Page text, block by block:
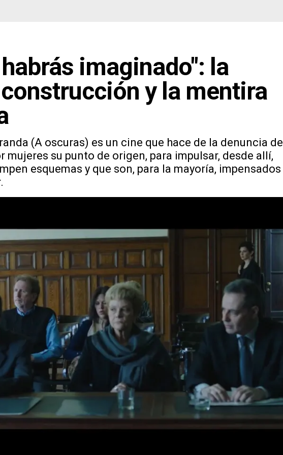
imaginado": la
y la mentira
(A oscuras) es un cine que hace de la denuncia de
su punto de origen, para impulsar, desde allí,
esquemas y que son, para la mayoría, impensados